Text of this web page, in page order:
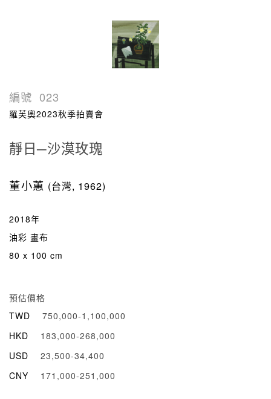
編號 023
羅芙奧2023秋季拍賣會
靜日─沙漠玫瑰
董小蕙 (台灣, 1962)
2018年
油彩 畫布
80 x 100 cm
預估價格
TWD
750,000-1,100,000
HKD
183,000-268,000
USD
23,500-34,400
CNY
171,000-251,000